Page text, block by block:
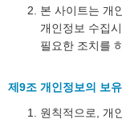
본 사이트는 개
개인정보 수집
필요한 조치를
제9조 개인정보의 보
원칙적으로, 개